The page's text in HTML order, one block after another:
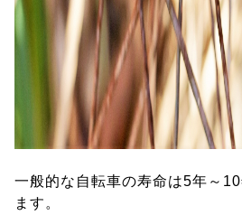
一般的な自転車の寿命は5年～
ます。